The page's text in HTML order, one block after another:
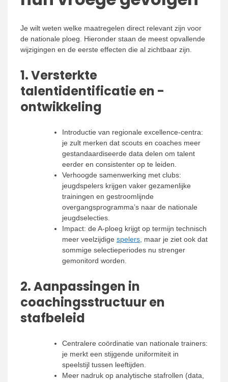
Je wilt weten welke maatregelen direct relevant zijn voor
de nationale ploeg. Hieronder staan de meest opvallende
wijzigingen en de eerste effecten die al zichtbaar zijn.
1. Versterkte
talentidentificatie en -
ontwikkeling
Introductie van regionale excellence-centra:
je zult merken dat scouts en coaches meer
gestandaardiseerde data delen om talent
eerder en consistenter op te leiden.
Verhoogde samenwerking met clubs:
jeugdspelers krijgen vaker gezamenlijke
trainingen en gestroomlijnde
overgangsprogramma’s naar de nationale
jeugdselecties.
Impact: de A-ploeg krijgt op termijn technisch
meer veelzijdige spelers , maar je ziet ook dat
sommige selectieperiodes nu strenger
gemonitord worden.
2. Aanpassingen in
coachingsstructuur en
stafbeleid
Centralere coördinatie van nationale trainers:
je merkt een stijgende uniformiteit in
speelstijl tussen leeftijden.
Meer nadruk op analytische stafrollen (data,